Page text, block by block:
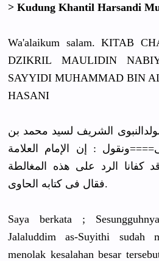
> Kudung Khantil Harsandi
Wa'alaikum salam.KITAB
DZIKRIL MAULIDIN
SAYYIDI MUHAMMAD BIN
HASANI
ﺍﻟﺸﺮﻳﻒ ﻟﺴﻴﺪ ﻣﺤﻤﺪ ﺑﻦ
: ﺇﻥ ﺍﻹﻣﺎﻡ ﺍﻟﻌﻼﻣﺔ
ﻛﻔﺎﻧﺎ ﺍﻟﺮﺩ ﻋﻠﻰ ﻫﺬﻩ ﺍﻟﻤﻐﺎﻟﻄﺔ
ﻓﻘﺎﻝ ﻓﻰ ﻛﺘﺎﺑﻪ ﺍﻟﺤﺎﻭﻯ.
Saya berkata ;
Jalaluddim as-Suyithi sudah
menolak kesalahan besar